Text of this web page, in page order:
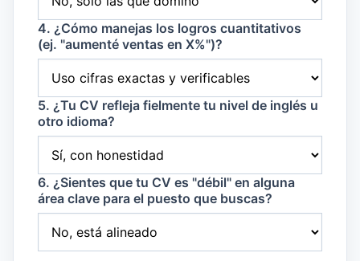
4. ¿Cómo manejas los logros cuantitativos
(ej. "aumenté ventas en X%")?
5. ¿Tu CV refleja fielmente tu nivel de inglés u
otro idioma?
6. ¿Sientes que tu CV es "débil" en alguna
área clave para el puesto que buscas?